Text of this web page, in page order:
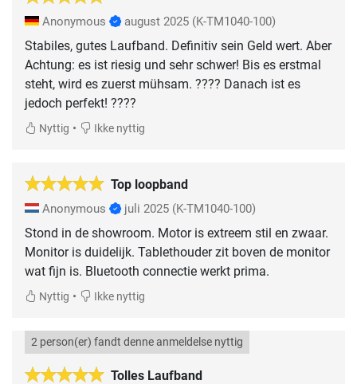
Anonymous august 2025 (K-TM1040-100)
Stabiles, gutes Laufband. Definitiv sein Geld wert. Aber
Achtung: es ist riesig und sehr schwer! Bis es erstmal
steht, wird es zuerst mühsam. ???? Danach ist es
jedoch perfekt! ????
Nyttig • Ikke nyttig
Top loopband
Anonymous juli 2025 (K-TM1040-100)
Stond in de showroom. Motor is extreem stil en zwaar.
Monitor is duidelijk. Tablethouder zit boven de monitor
wat fijn is. Bluetooth connectie werkt prima.
Nyttig • Ikke nyttig
Tolles Laufband
2 person(er) fandt denne anmeldelse nyttig